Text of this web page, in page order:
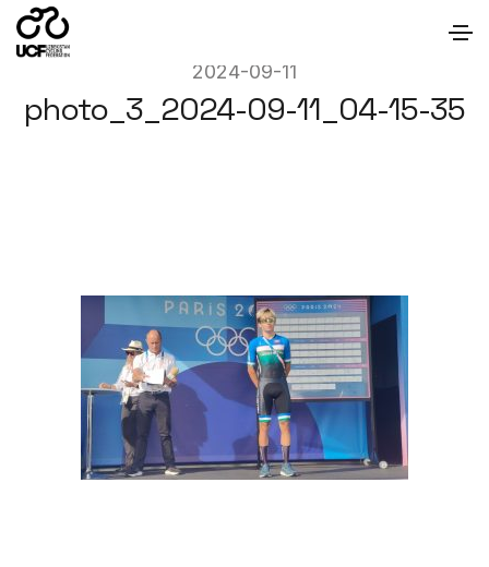
2024-09-11
photo_3_2024-09-11_04-15-35